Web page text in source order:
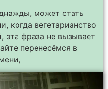
может стать
когда вегетарианство
эта фраза не вызывает
перенесёмся в